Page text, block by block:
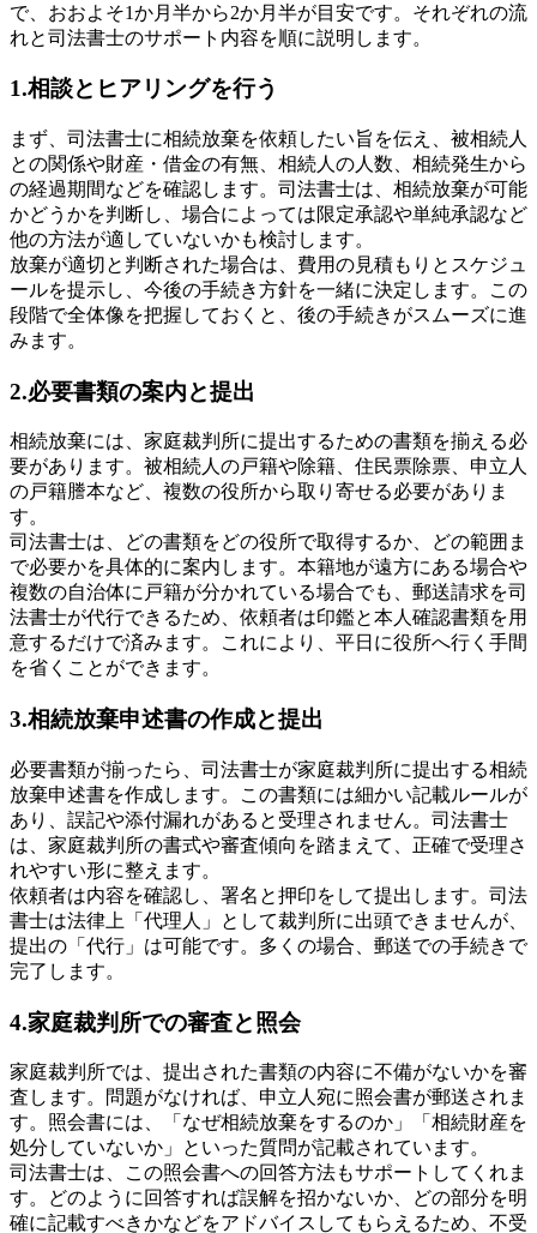
で、おおよそ1か月半から2か月半が目安です。それぞれの流
れと司法書士のサポート内容を順に説明します。
1.相談とヒアリングを行う
まず、司法書士に相続放棄を依頼したい旨を伝え、被相続人
との関係や財産・借金の有無、相続人の人数、相続発生から
の経過期間などを確認します。司法書士は、相続放棄が可能
かどうかを判断し、場合によっては限定承認や単純承認など
他の方法が適していないかも検討します。
放棄が適切と判断された場合は、費用の見積もりとスケジュ
ールを提示し、今後の手続き方針を一緒に決定します。この
段階で全体像を把握しておくと、後の手続きがスムーズに進
みます。
2.必要書類の案内と提出
相続放棄には、家庭裁判所に提出するための書類を揃える必
要があります。被相続人の戸籍や除籍、住民票除票、申立人
の戸籍謄本など、複数の役所から取り寄せる必要がありま
す。
司法書士は、どの書類をどの役所で取得するか、どの範囲ま
で必要かを具体的に案内します。本籍地が遠方にある場合や
複数の自治体に戸籍が分かれている場合でも、郵送請求を司
法書士が代行できるため、依頼者は印鑑と本人確認書類を用
意するだけで済みます。これにより、平日に役所へ行く手間
を省くことができます。
3.相続放棄申述書の作成と提出
必要書類が揃ったら、司法書士が家庭裁判所に提出する相続
放棄申述書を作成します。この書類には細かい記載ルールが
あり、誤記や添付漏れがあると受理されません。司法書士
は、家庭裁判所の書式や審査傾向を踏まえて、正確で受理さ
れやすい形に整えます。
依頼者は内容を確認し、署名と押印をして提出します。司法
書士は法律上「代理人」として裁判所に出頭できませんが、
提出の「代行」は可能です。多くの場合、郵送での手続きで
完了します。
4.家庭裁判所での審査と照会
家庭裁判所では、提出された書類の内容に不備がないかを審
査します。問題がなければ、申立人宛に照会書が郵送されま
す。照会書には、「なぜ相続放棄をするのか」「相続財産を
処分していないか」といった質問が記載されています。
司法書士は、この照会書への回答方法もサポートしてくれま
す。どのように回答すれば誤解を招かないか、どの部分を明
確に記載すべきかなどをアドバイスしてもらえるため、不受